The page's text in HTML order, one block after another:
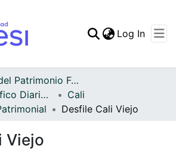
Statistics
Log In
Archivo del Patrimonio Fotográfico y Fílmico del Valle del Cauca
Fondo Fotográfico Diario Occidente
Cali
Desfile Cali Viejo
Viejo